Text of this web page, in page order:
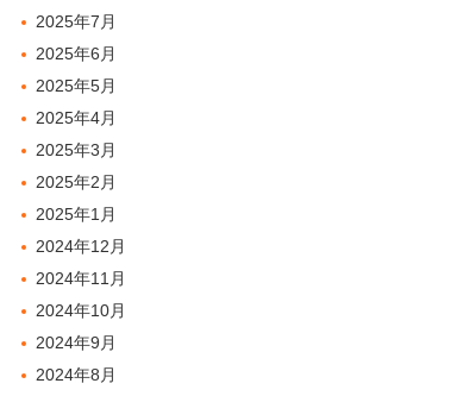
2025年7月
2025年6月
2025年5月
2025年4月
2025年3月
2025年2月
2025年1月
2024年12月
2024年11月
2024年10月
2024年9月
2024年8月